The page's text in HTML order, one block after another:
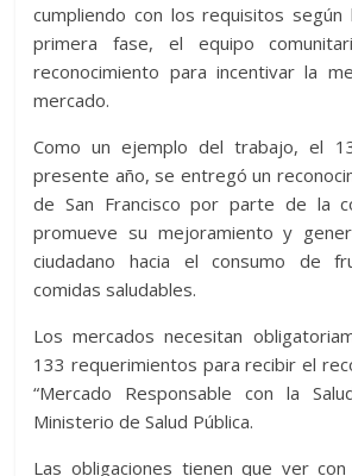
cumpliendo con los requisitos
primera fase, el equipo
reconocimiento para incentivar la
mercado.
Como un ejemplo del trabajo, el
presente año, se entregó un
de San Francisco por parte de la
promueve su mejoramiento y
ciudadano hacia el consumo de
comidas saludables.
Los mercados necesitan
133 requerimientos para recibir el
“Mercado Responsable con la
Ministerio de Salud Pública.
Las obligaciones tienen que ver